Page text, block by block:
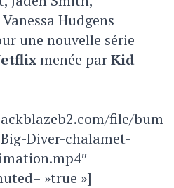
Hudgens
une nouvelle série
menée parKid
file/bum-
Diver-chalamet-
»true »]